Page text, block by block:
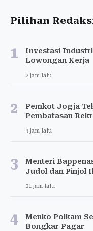
Pilihan
1
Investasi Industri
Lowongan Kerja
2 jam lalu
2
Pemkot Jogja
Pembatasan
9 jam lalu
3
Menteri
Judol dan Pinjol
21 jam lalu
4
Menko Polkam
Bongkar Pagar